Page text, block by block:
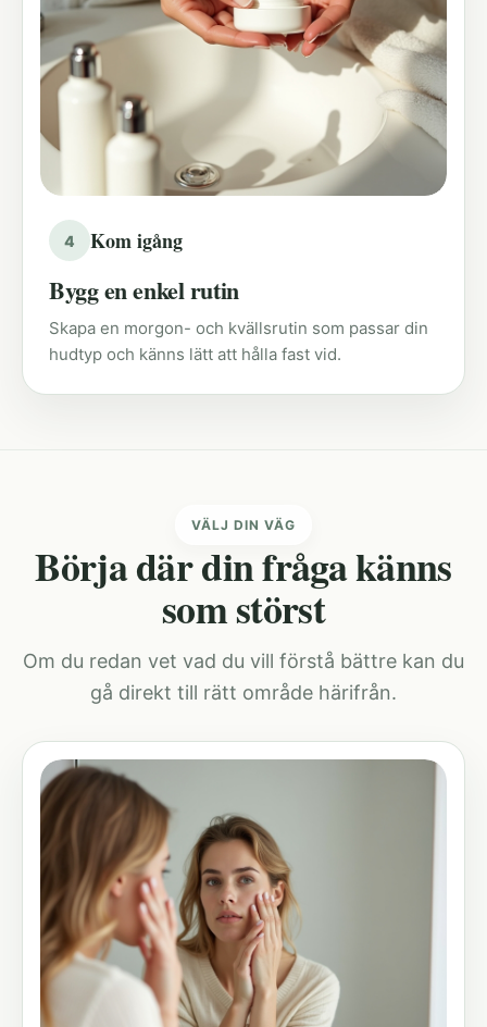
4 Kom igång
Bygg en enkel rutin
Skapa en morgon- och kvällsrutin som passar din
hudtyp och känns lätt att hålla fast vid.
VÄLJ DIN VÄG
Börja där din fråga känns
som störst
Om du redan vet vad du vill förstå bättre kan du
gå direkt till rätt område härifrån.